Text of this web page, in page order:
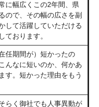
に幅広くこの2年間、県
ので、その幅の広さを副
して活躍していただける
ております。
任期間が）短かったの
んなに短いのか、何かあ
す。短かった理由をもう
らく御社でも人事異動が